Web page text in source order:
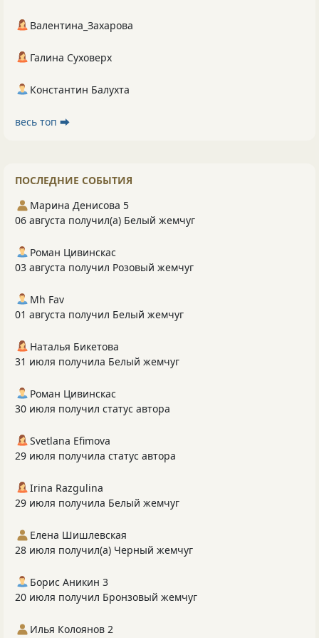
Валентина_Захарова
Галина Суховерх
Константин Балухта
весь топ ⮕
ПОСЛЕДНИЕ СОБЫТИЯ
Марина Денисова 5
06 августа получил(а) Белый жемчуг
Роман Цивинскас
03 августа получил Розовый жемчуг
Mh Fav
01 августа получил Белый жемчуг
Наталья Бикетова
31 июля получила Белый жемчуг
Роман Цивинскас
30 июля получил статус автора
Svetlana Efimova
29 июля получила статус автора
Irina Razgulina
29 июля получила Белый жемчуг
Елена Шишлевская
28 июля получил(а) Черный жемчуг
Борис Аникин 3
20 июля получил Бронзовый жемчуг
Илья Колоянов 2